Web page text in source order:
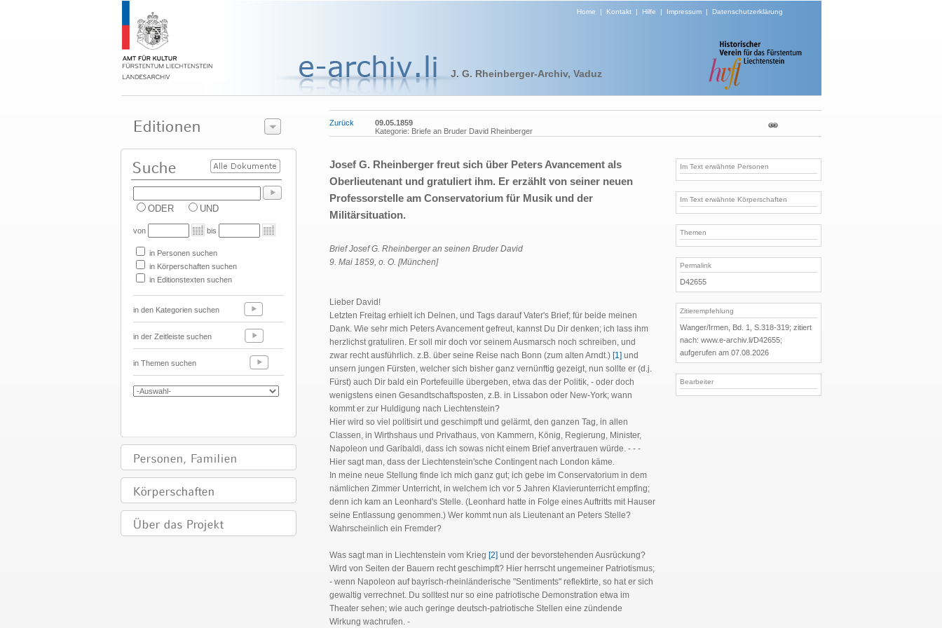
Home | Kontakt| Hilfe | Impressum| Datenschutzerklärung
J. G. Rheinberger-Archiv, Vaduz
ODER UND
von bis
in Personen suchen
in Körperschaften suchen
in Editionstexten suchen
in den Kategorien suchen
in der Zeitleiste suchen
in Themen suchen
Zurück
09.05.1859
Kategorie: Briefe an Bruder David Rheinberger
Josef G. Rheinberger freut sich über Peters Avancement als
Oberlieutenant und gratuliert ihm. Er erzählt von seiner neuen
Professorstelle am Conservatorium für Musik und der
Militärsituation.
Brief Josef G. Rheinberger an seinen Bruder David
9. Mai 1859, o. O. [München]
Lieber David!
Letzten Freitag erhielt ich Deinen, und Tags darauf Vater's Brief; für beide meinen
Dank. Wie sehr mich Peters Avancement gefreut, kannst Du Dir denken; ich lass ihm
herzlichst gratuliren. Er soll mir doch vor seinem Ausmarsch noch schreiben, und
zwar recht ausführlich. z.B. über seine Reise nach Bonn (zum alten Arndt.) [1] und
unsern jungen Fürsten, welcher sich bisher ganz vernünftig gezeigt, nun sollte er (d.j.
Fürst) auch Dir bald ein Portefeuille übergeben, etwa das der Politik, - oder doch
wenigstens einen Gesandtschaftsposten, z.B. in Lissabon oder New-York; wann
kommt er zur Huldigung nach Liechtenstein?
Hier wird so viel politisirt und geschimpft und gelärmt, den ganzen Tag, in allen
Classen, in Wirthshaus und Privathaus, von Kammern, König, Regierung, Minister,
Napoleon und Garibaldi, dass ich sowas nicht einem Brief anvertrauen würde. - - -
Hier sagt man, dass der Liechtenstein'sche Contingent nach London käme.
In meine neue Stellung finde ich mich ganz gut; ich gebe im Conservatorium in dem
nämlichen Zimmer Unterricht, in welchem ich vor 5 Jahren Klavierunterricht empfing;
denn ich kam an Leonhard's Stelle. (Leonhard hatte in Folge eines Auftritts mit Hauser
seine Entlassung genommen.) Wer kommt nun als Lieutenant an Peters Stelle?
Wahrscheinlich ein Fremder?
Was sagt man in Liechtenstein vom Krieg [2] und der bevorstehenden Ausrückung?
Wird von Seiten der Bauern recht geschimpft? Hier herrscht ungemeiner Patriotismus;
- wenn Napoleon auf bayrisch-rheinländerische "Sentiments" reflektirte, so hat er sich
gewaltig verrechnet. Du solltest nur so eine patriotische Demonstration etwa im
Theater sehen; wie auch geringe deutsch-patriotische Stellen eine zündende
Wirkung wachrufen. -
Im Text erwähnte Personen
Im Text erwähnte Körperschaften
Themen
Permalink
D42655
Zitierempfehlung
Wanger/Irmen, Bd. 1, S.318-319; zitiert
nach: www.e-archiv.li/D42655;
aufgerufen am 07.08.2026
Bearbeiter